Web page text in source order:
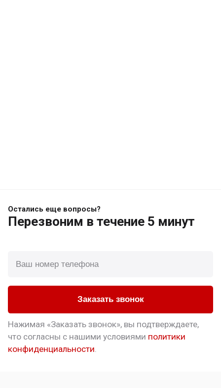
Остались еще вопросы?
Перезвоним в течение 5 минут
Заказать звонок
Нажимая «Заказать звонок», вы подтверждаете,
что согласны с нашими условиями политики
конфиденциальности.